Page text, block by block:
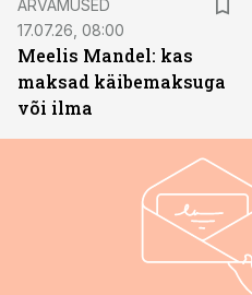
ARVAMUSED
17.07.26, 08:00
Meelis Mandel: kas
maksad käibemaksuga
või ilma